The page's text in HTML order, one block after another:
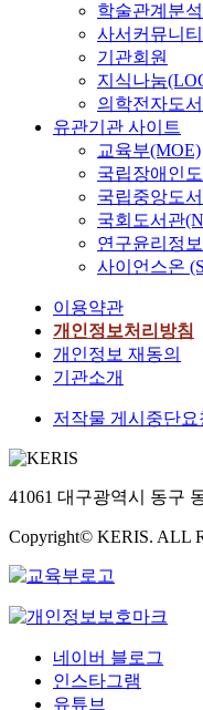
학술관계분
사서커뮤니티
기관회원
지식나눔
의학전자도
유관기관 사이트
교육부(MOE)
국립장애인
국립중앙도
국회도서관
연구윤리정
사이언스온
이용약관
개인정보처리방침
개인정보 재동의
기관소개
저작물 게시중단요
41061 대구광역시 동구
Copyright© KERIS. ALL
네이버 블로그
인스타그램
유튜브